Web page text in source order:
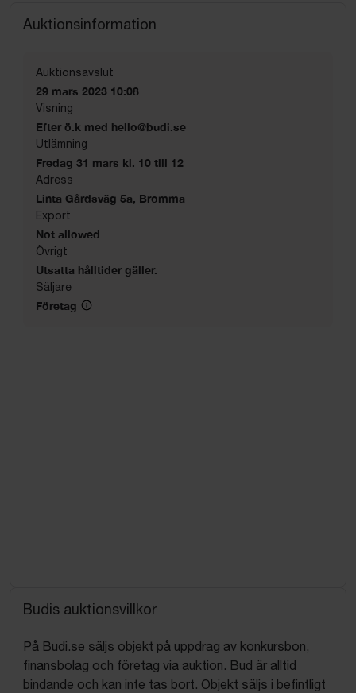
Auktionsinformation
Auktionsavslut
29 mars 2023 10:08
Visning
Efter ö.k med hello@budi.se
Utlämning
Fredag 31 mars kl. 10 till 12
Adress
Linta Gårdsväg 5a, Bromma
Export
Not allowed
Övrigt
Utsatta hålltider gäller.
Säljare
Företag
Budis auktionsvillkor
På Budi.se säljs objekt på uppdrag av konkursbon,
finansbolag och företag via auktion. Bud är alltid
bindande och kan inte tas bort. Objekt säljs i befintligt